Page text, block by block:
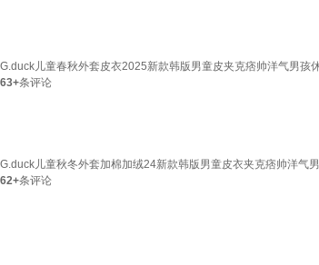
G.duck儿童春秋外套皮衣2025新款韩版男童皮夹克痞帅洋气男孩
63+条评论
G.duck儿童秋冬外套加棉加绒24新款韩版男童皮衣夹克痞帅洋气
62+条评论